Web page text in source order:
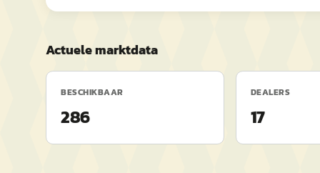
Actuele marktdata
BESCHIKBAAR
286
DEALERS
17